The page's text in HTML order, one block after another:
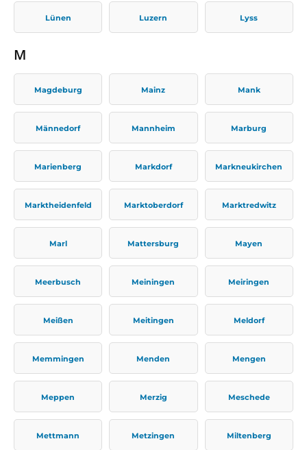
Lünen Luzern Lyss
M
Magdeburg Mainz Mank
Männedorf Mannheim Marburg
Marienberg Markdorf Markneukirchen
Marktheidenfeld Marktoberdorf Marktredwitz
Marl Mattersburg Mayen
Meerbusch Meiningen Meiringen
Meißen Meitingen Meldorf
Memmingen Menden Mengen
Meppen Merzig Meschede
Mettmann Metzingen Miltenberg